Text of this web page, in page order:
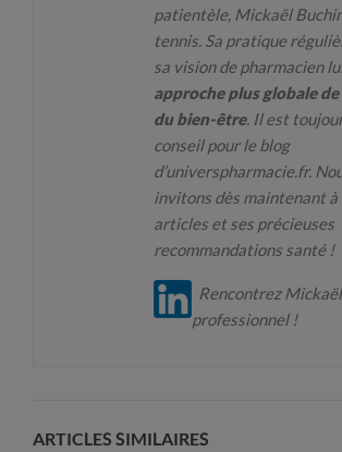
patientèle, Mickaël
tennis. Sa pratique
sa vision de pharmacien
approche plus globale
du bien-être. Il est
conseil pour le blog
d’universpharmacie.fr.
invitons dès maintenant
articles et ses précieuses
recommandations santé !
Rencontrez
professionnel !
ARTICLES SIMILAIRES